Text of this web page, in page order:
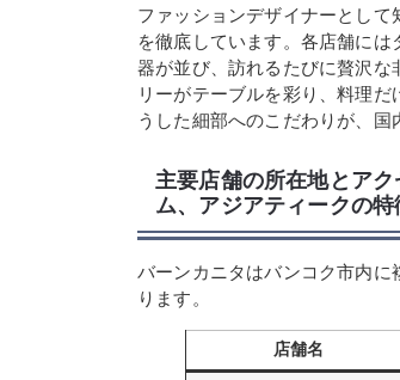
ファッションデザイナーとし
を徹底しています。各店舗に
器が並び、訪れるたびに贅沢な
リーがテーブルを彩り、料理
うした細部へのこだわりが、国
主要店舗の所在地とア
ム、アジアティークの
バーンカニタはバンコク市内
ります。
店舗名